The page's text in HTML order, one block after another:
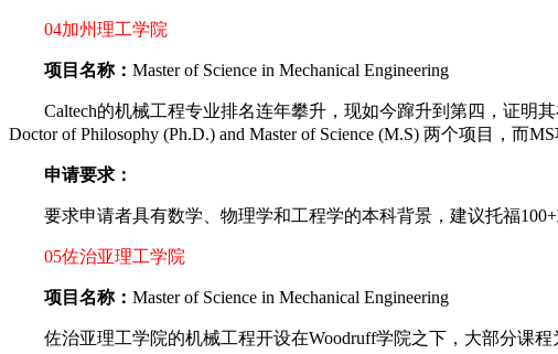
04加州理工学院
项目名称： Master of Science in Mechanical Engineering
Caltech的机械工程专业排名连年攀升，现如今蹿升到第四，证明其
Doctor of Philosophy (Ph.D.) and Master of Science (M.S) 两个项目，
申请要求：
要求申请者具有数学、物理学和工程学的本科背景，建议托福100+
05佐治亚理工学院
项目名称： Master of Science in Mechanical Engineering
佐治亚理工学院的机械工程开设在Woodruff学院之下，大部分课程